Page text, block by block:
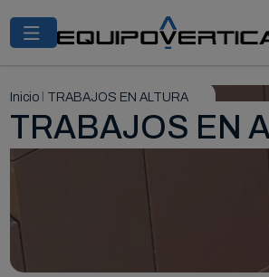
Inicio| TRABAJOS EN ALTURA
TRABAJOS EN